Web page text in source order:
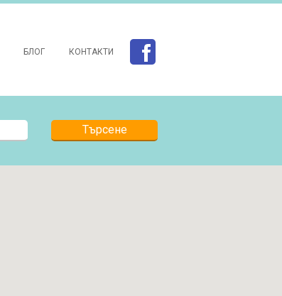
БЛОГ КОНТАКТИ